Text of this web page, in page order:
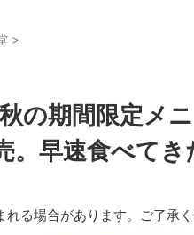
>
秋の期間限定メ
。早速食べてき
る場合があります。ご了承